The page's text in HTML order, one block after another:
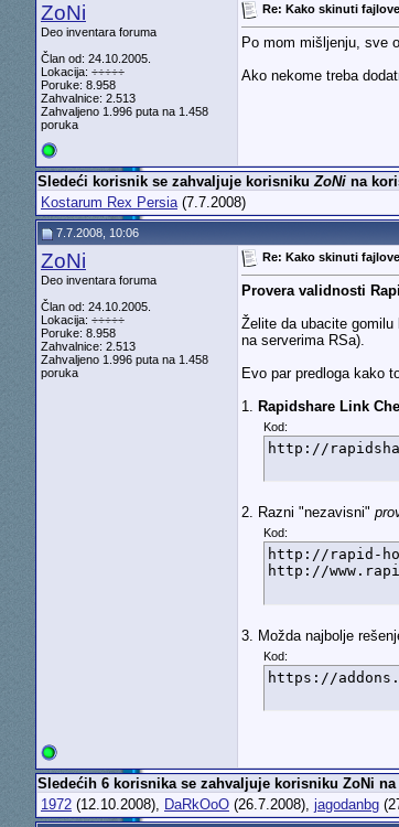
ZoNi
Deo inventara foruma
Član od: 24.10.2005.
Lokacija: ÷÷÷÷÷
Poruke: 8.958
Zahvalnice: 2.513
Zahvaljeno 1.996 puta na 1.458
poruka
Re: Kako skinuti
Po mom mišljenju, sve
Ako nekome treba
Sledeći korisnik se zahvaljuje korisnikuZoNina
Kostarum Rex Persia(7.7.2008)
7.7.2008, 10:06
ZoNi
Deo inventara foruma
Član od: 24.10.2005.
Lokacija: ÷÷÷÷÷
Poruke: 8.958
Zahvalnice: 2.513
Zahvaljeno 1.996 puta na 1.458
poruka
Re: Kako skinuti
Provera validnosti
Želite da ubacite
na serverima RSa).
Evo par predloga kako
1. Rapidshare Link
Kod:
http://
2. Razni "nezavisni"
Kod:
http://rapid-
http://
3. Možda najbolje
Kod:
https://
Sledećih 6 korisnika se zahvaljuje korisniku ZoNi
1972(12.10.2008), DaRkOoO(26.7.2008), jagodanbg